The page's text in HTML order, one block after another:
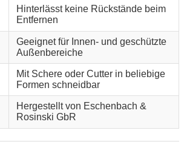
Hinterlässt keine Rückstände beim
Entfernen
Geeignet für Innen- und geschützte
Außenbereiche
Mit Schere oder Cutter in beliebige
Formen schneidbar
Hergestellt von Eschenbach &
Rosinski GbR